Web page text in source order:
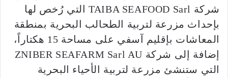
شركة TAIBA SEAFOOD Sarl التي رُخص لها
بإحداث مزرعة لتربية الطحالب البحرية بمنطقة
المعاشات بإقليم آسفي على مساحة 15 هكتاراً،
إضافة إلى شركة ZNIBER SEAFARM Sarl AU
التي ستنشئ مزرعة لتربية الأحياء البحرية